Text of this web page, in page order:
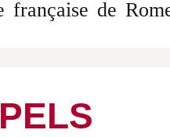
française de